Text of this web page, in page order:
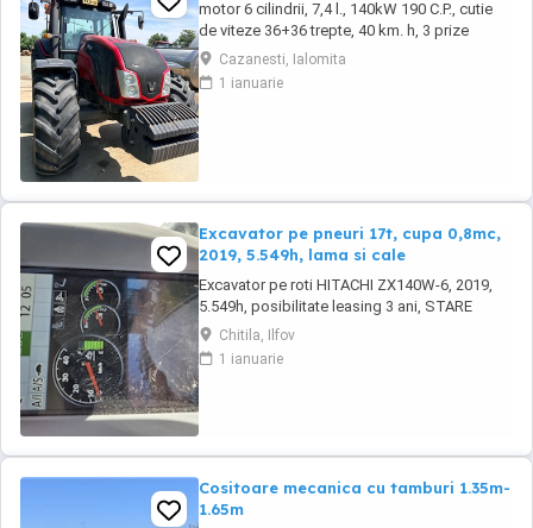
motor 6 cilindrii, 7,4 l., 140kW 190 C.P., cutie
de viteze 36+36 trepte, 40 km. h, 3 prize
hidraulice, 650 65 r 42 spate, 540 65 r 30,
6.240 ore, an 2013, TVA inclus în preț.
Cazanesti, Ialomita
1 ianuarie
Excavator pe pneuri 17t, cupa 0,8mc,
2019, 5.549h, lama si cale
Excavator pe roti HITACHI ZX140W-6, 2019,
5.549h, posibilitate leasing 3 ani, STARE
FOARTE BUNA. Se poate vedea si proba in
Chitila , sos de Centura Bucuresti la UTIROM
INVEST SRL
Chitila, Ilfov
1 ianuarie
Cositoare mecanica cu tamburi 1.35m-
1.65m